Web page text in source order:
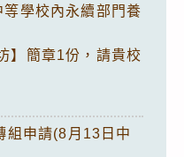
學校內永續部門養
】簡章1份，請貴校
組申請(8月13日中